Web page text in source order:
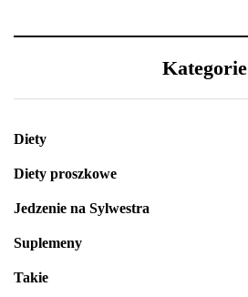
Kategorie
Diety
Diety proszkowe
Jedzenie na Sylwestra
Suplemeny
Takie